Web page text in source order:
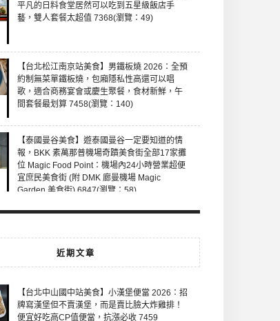
平凡的日料食堂居然可以吃到五星級飯店手
藝，雙人套餐太超值 7368(瀏覽：49)
【台北松江南京站美食】男鐵板燒 2026：全預
約制無菜單鐵板燒，包廂隱私性高還可以唱
歌，適合商務宴會或慶生聚餐，食材新鮮，午
間套餐最划算 7458(瀏覽：140)
【泰國曼谷美食】遊泰國曼谷一定要知道的情
報，BKK 素萬那普機場奇蹟美食街全部17家攤
位 Magic Food Point：機場內24小時營業超便
宜庶民美食街 (附 DMK 廊曼機場 Magic
Garden 美食街) 6847(瀏覽：58)
近期文章
【台北中山國中站美食】小漢堡便當 2026：招
牌寫漢堡但不賣漢堡，而是賣比臉大炸雞排！
便宜好吃高CP值便當，抗漲必收 7459